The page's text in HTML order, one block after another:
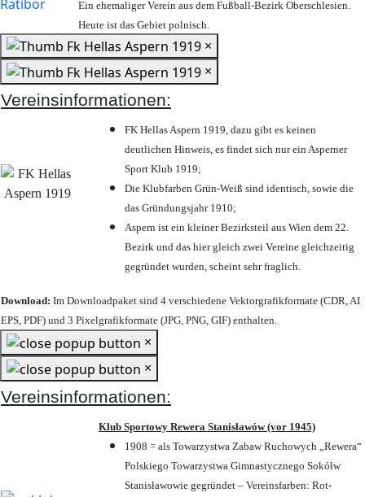
Ein ehemaliger Verein aus dem Fußball-Bezirk Oberschlesien.
Heute ist das Gebiet polnisch.
×
×
Vereinsinformationen:
FK Hellas Aspern 1919, dazu gibt es keinen
deutlichen Hinweis, es findet sich nur ein Asperner
Sport Klub 1919;
Die Klubfarben Grün-Weiß sind identisch, sowie die
das Gründungsjahr 1910;
Aspern ist ein kleiner Bezirksteil aus Wien dem 22.
Bezirk und das hier gleich zwei Vereine gleichzeitig
gegründet wurden, scheint sehr fraglich.
Download: Im Downloadpaket sind 4 verschiedene Vektorgrafikformate (CDR, AI
EPS, PDF) und 3 Pixelgrafikformate (JPG, PNG, GIF) enthalten.
×
×
Vereinsinformationen:
Klub Sportowy Rewera Stanisławów (vor 1945)
1908 = als Towarzystwa Zabaw Ruchowych „Rewera“
Polskiego Towarzystwa Gimnastycznego Sokółw
Stanisławowie gegründet – Vereinsfarben: Rot-